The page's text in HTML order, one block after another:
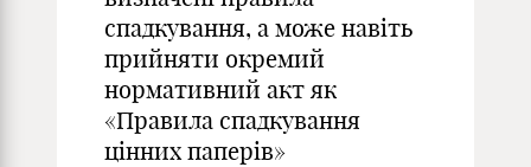
спадкування, а може навіть
прийняти окремий
нормативний акт як
«Правила спадкування
цінних паперів»